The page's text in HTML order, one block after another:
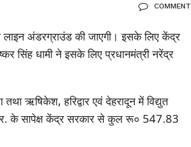
COMMENT
लाइन अंडरग्राउंड की जाएगी। इसके लिए केंद्र
सिंह धामी ने इसके लिए प्रधानमंत्री नरेंद्र
ऋषिकेश, हरिद्वार एवं देहरादून में विद्युत
के सापेक्ष केंद्र सरकार से कुल रू० 547.83